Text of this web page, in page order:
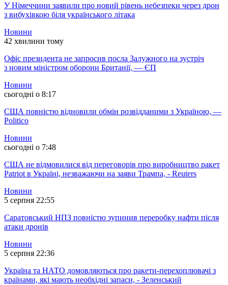
У Німеччини заявили про новий рівень небезпеки через дрон
з вибухівкою біля українського літака
Новини
42 хвилини тому
Офіс президента не запросив посла Залужного на зустріч
з новим міністром оборони Британії, — ЄП
Новини
сьогодні о 8:17
США повністю відновили обмін розвідданими з Україною, —
Politico
Новини
сьогодні о 7:48
США не відмовилися від переговорів про виробництво ракет
Patriot в Україні, незважаючи на заяви Трампа, - Reuters
Новини
5 серпня 22:55
Саратовський НПЗ повністю зупинив переробку нафти після
атаки дронів
Новини
5 серпня 22:36
Україна та НАТО домовляються про ракети-перехоплювачі з
країнами, які мають необхідні запаси, - Зеленський